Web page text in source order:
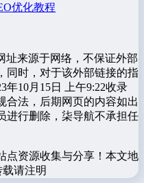
优化教程
址来源于网络，不保证外部
同时，对于该外部链接的指
年10月15日 上午9:22收录
合法，后期网页的内容如出
进行删除，柒导航不承担任
资源收集与分享！ 本文地
载请注明